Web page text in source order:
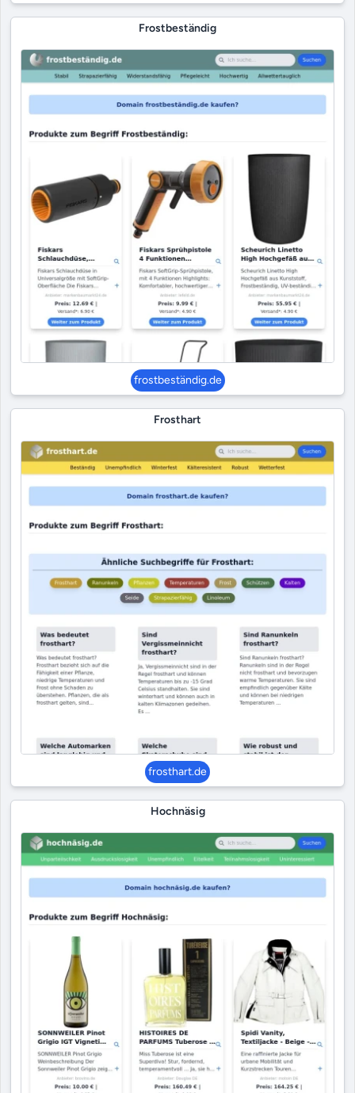
Frostbeständig
frostbeständig.de
Frosthart
frosthart.de
Hochnäsig